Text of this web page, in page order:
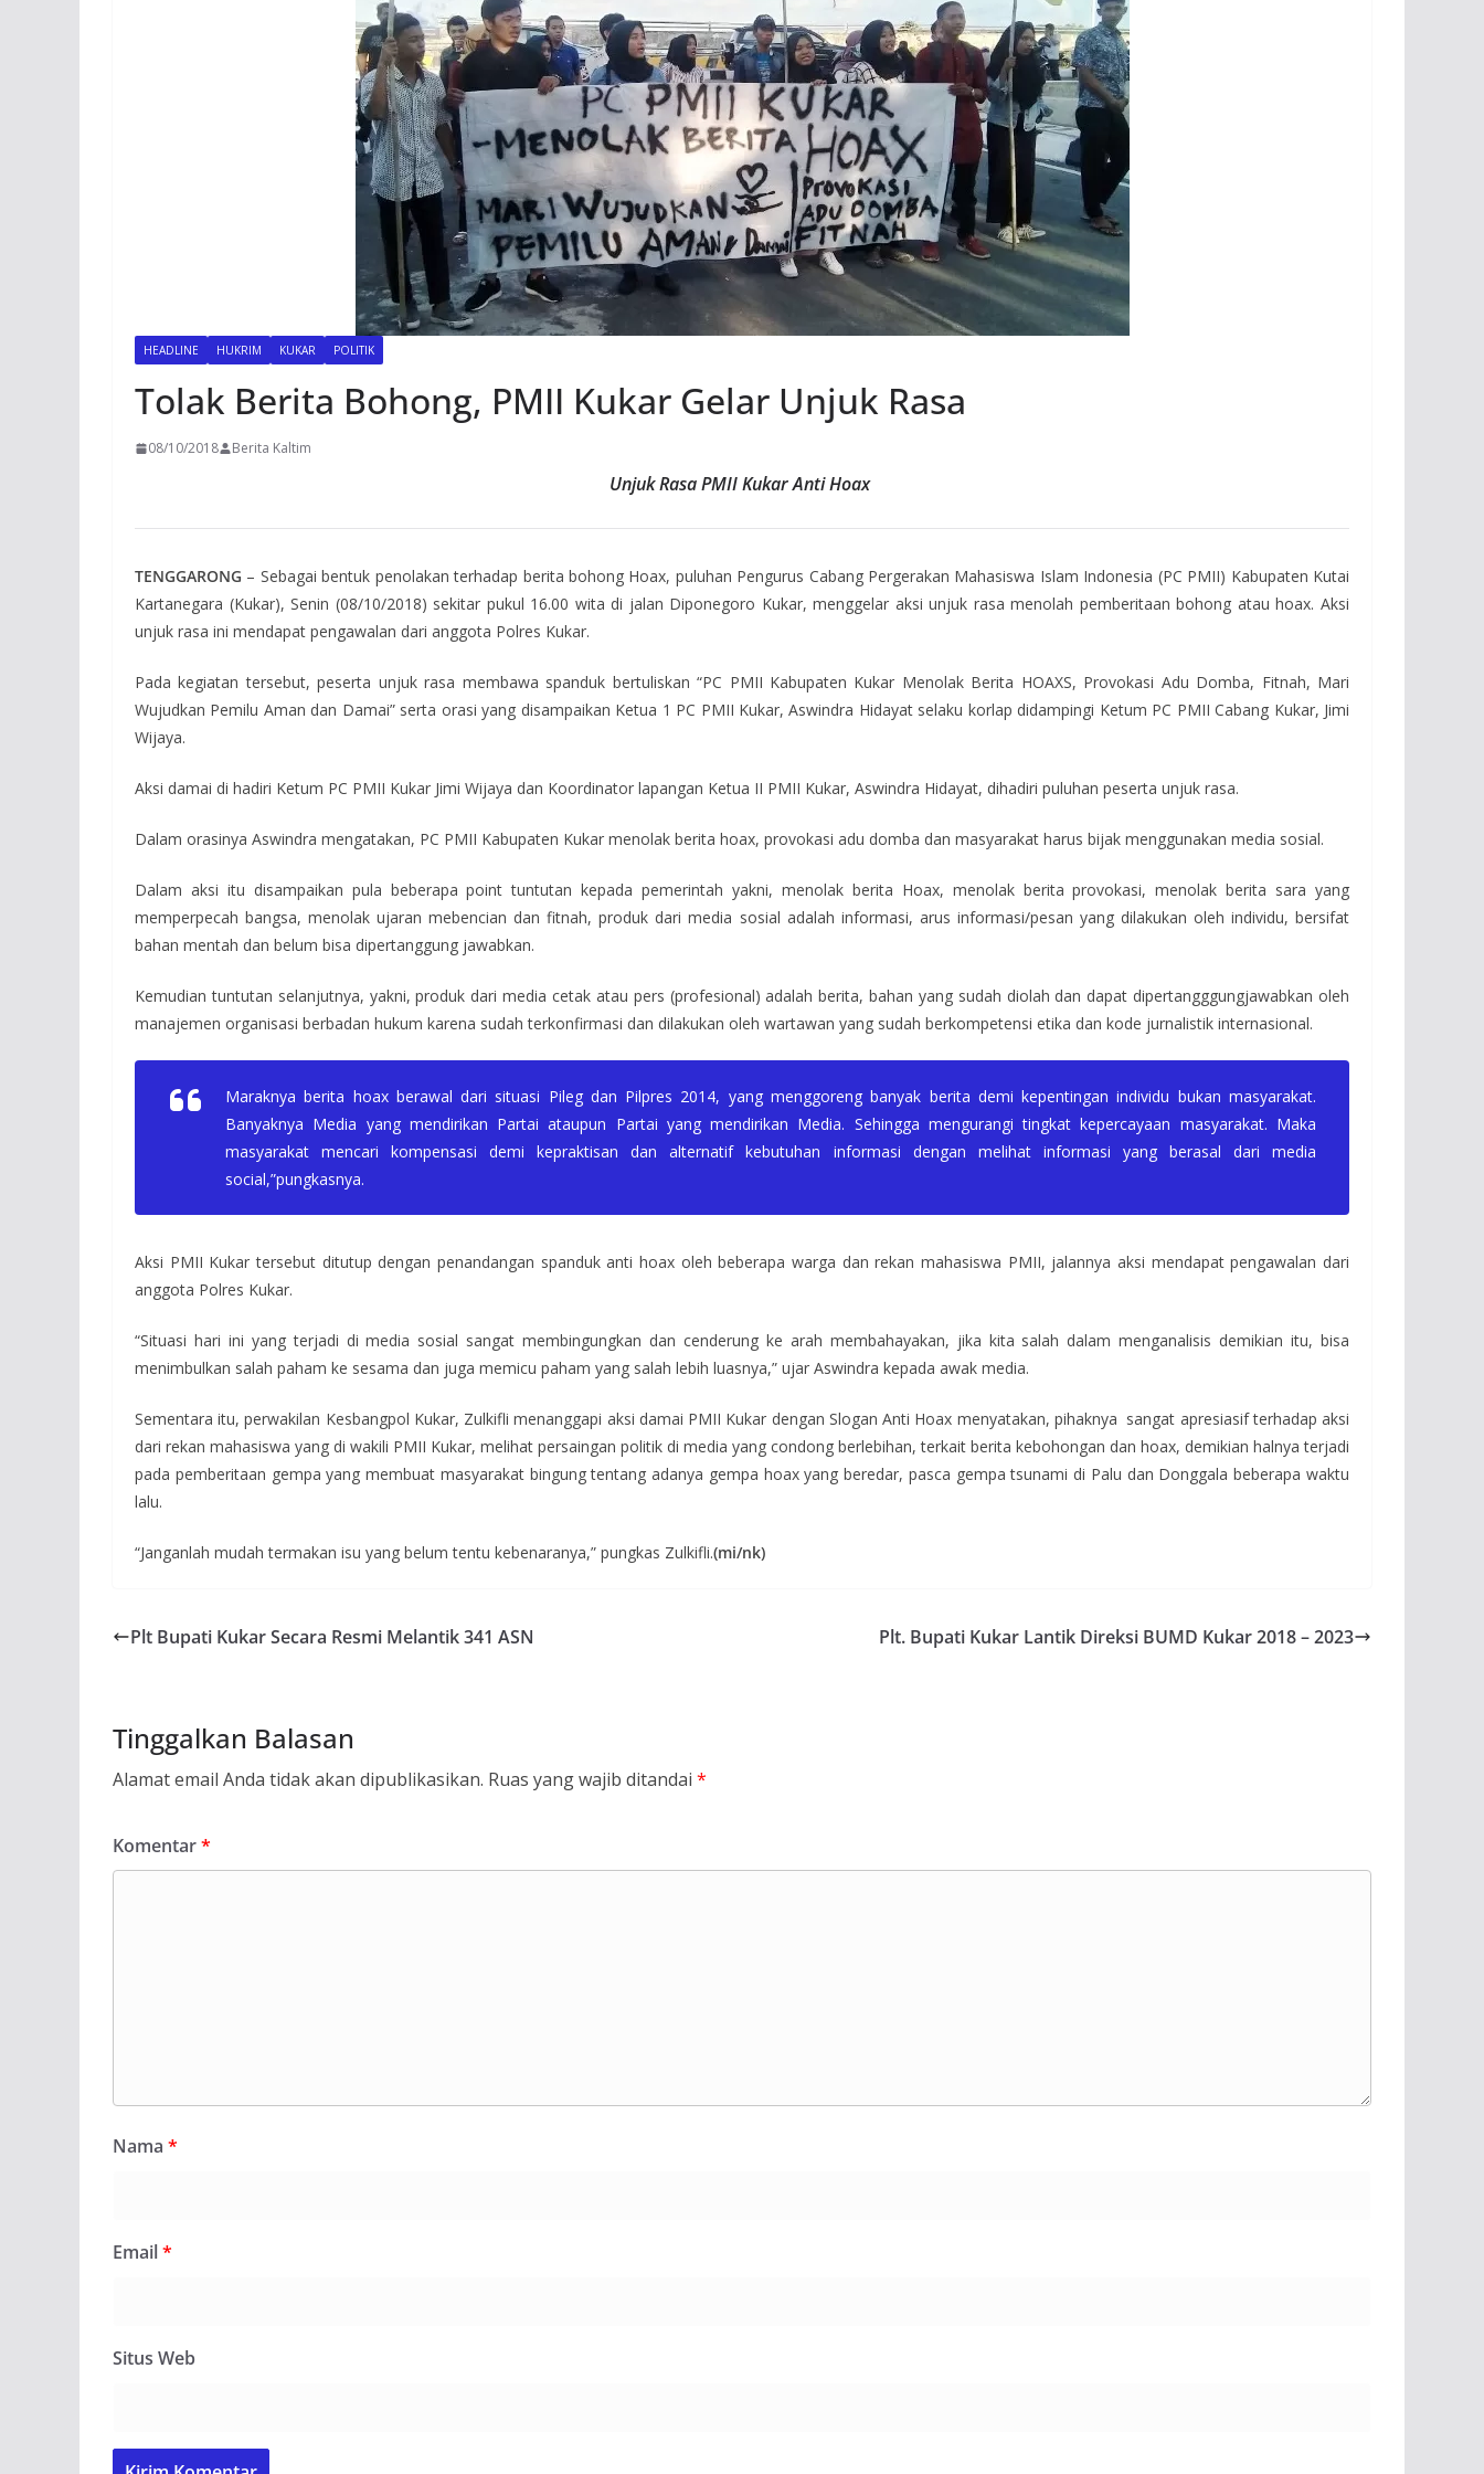
HEADLINE HUKRIM KUKAR POLITIK
Tolak Berita Bohong, PMII Kukar Gelar Unjuk Rasa
08/10/2018 Berita Kaltim
Unjuk Rasa PMII Kukar Anti Hoax
TENGGARONG – Sebagai bentuk penolakan terhadap berita bohong Hoax, puluhan Pengurus Cabang Pergerakan Mahasiswa Islam Indonesia (PC PMII) Kabupaten Kutai
Kartanegara (Kukar), Senin (08/10/2018) sekitar pukul 16.00 wita di jalan Diponegoro Kukar, menggelar aksi unjuk rasa menolah pemberitaan bohong atau hoax. Aksi
unjuk rasa ini mendapat pengawalan dari anggota Polres Kukar.
Pada kegiatan tersebut, peserta unjuk rasa membawa spanduk bertuliskan “PC PMII Kabupaten Kukar Menolak Berita HOAXS, Provokasi Adu Domba, Fitnah, Mari
Wujudkan Pemilu Aman dan Damai” serta orasi yang disampaikan Ketua 1 PC PMII Kukar, Aswindra Hidayat selaku korlap didampingi Ketum PC PMII Cabang Kukar, Jimi
Wijaya.
Aksi damai di hadiri Ketum PC PMII Kukar Jimi Wijaya dan Koordinator lapangan Ketua II PMII Kukar, Aswindra Hidayat, dihadiri puluhan peserta unjuk rasa.
Dalam orasinya Aswindra mengatakan, PC PMII Kabupaten Kukar menolak berita hoax, provokasi adu domba dan masyarakat harus bijak menggunakan media sosial.
Dalam aksi itu disampaikan pula beberapa point tuntutan kepada pemerintah yakni, menolak berita Hoax, menolak berita provokasi, menolak berita sara yang
memperpecah bangsa, menolak ujaran mebencian dan fitnah, produk dari media sosial adalah informasi, arus informasi/pesan yang dilakukan oleh individu, bersifat
bahan mentah dan belum bisa dipertanggung jawabkan.
Kemudian tuntutan selanjutnya, yakni, produk dari media cetak atau pers (profesional) adalah berita, bahan yang sudah diolah dan dapat dipertangggungjawabkan oleh
manajemen organisasi berbadan hukum karena sudah terkonfirmasi dan dilakukan oleh wartawan yang sudah berkompetensi etika dan kode jurnalistik internasional.
Maraknya berita hoax berawal dari situasi Pileg dan Pilpres 2014, yang menggoreng banyak berita demi kepentingan individu bukan masyarakat.
Banyaknya Media yang mendirikan Partai ataupun Partai yang mendirikan Media. Sehingga mengurangi tingkat kepercayaan masyarakat. Maka
masyarakat mencari kompensasi demi kepraktisan dan alternatif kebutuhan informasi dengan melihat informasi yang berasal dari media
social,”pungkasnya.
Aksi PMII Kukar tersebut ditutup dengan penandangan spanduk anti hoax oleh beberapa warga dan rekan mahasiswa PMII, jalannya aksi mendapat pengawalan dari
anggota Polres Kukar.
“Situasi hari ini yang terjadi di media sosial sangat membingungkan dan cenderung ke arah membahayakan, jika kita salah dalam menganalisis demikian itu, bisa
menimbulkan salah paham ke sesama dan juga memicu paham yang salah lebih luasnya,” ujar Aswindra kepada awak media.
Sementara itu, perwakilan Kesbangpol Kukar, Zulkifli menanggapi aksi damai PMII Kukar dengan Slogan Anti Hoax menyatakan, pihaknya sangat apresiasif terhadap aksi
dari rekan mahasiswa yang di wakili PMII Kukar, melihat persaingan politik di media yang condong berlebihan, terkait berita kebohongan dan hoax, demikian halnya terjadi
pada pemberitaan gempa yang membuat masyarakat bingung tentang adanya gempa hoax yang beredar, pasca gempa tsunami di Palu dan Donggala beberapa waktu
lalu.
“Janganlah mudah termakan isu yang belum tentu kebenaranya,” pungkas Zulkifli.(mi/nk)
Plt Bupati Kukar Secara Resmi Melantik 341 ASN Plt. Bupati Kukar Lantik Direksi BUMD Kukar 2018 – 2023
Tinggalkan Balasan
Alamat email Anda tidak akan dipublikasikan. Ruas yang wajib ditandai *
Komentar*
Nama *
Email*
Situs Web